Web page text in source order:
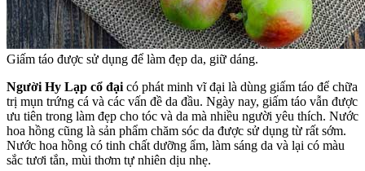
Giấm táo được sử dụng để làm đẹp da, giữ dáng.
Người Hy Lạp cổ đại có phát minh vĩ đại là dùng giấm táo để chữa
trị mụn trứng cá và các vấn đề da đầu. Ngày nay, giấm táo vẫn được
ưu tiên trong làm đẹp cho tóc và da mà nhiều người yêu thích. Nước
hoa hồng cũng là sản phẩm chăm sóc da được sử dụng từ rất sớm.
Nước hoa hồng có tinh chất dưỡng ẩm, làm sáng da và lại có màu
sắc tươi tắn, mùi thơm tự nhiên dịu nhẹ.